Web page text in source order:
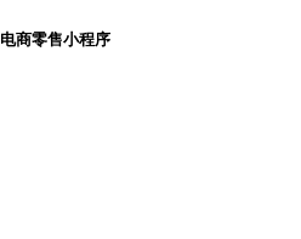
电商零售小程序